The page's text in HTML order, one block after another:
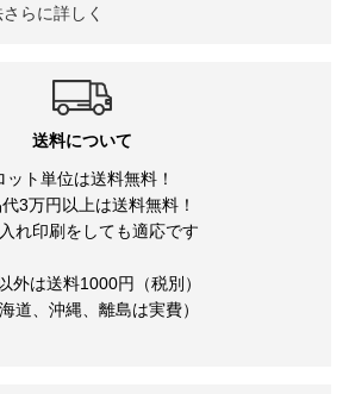
らに詳しく
送料について
ット単位は送料無料！
3万円以上は送料無料！
れ印刷をしても適応です
外は送料1000円（税別）
海道、沖縄、離島は実費）